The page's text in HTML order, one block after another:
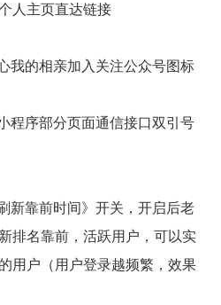
人主页直达链接
我的相亲加入关注公众号图标
程序部分页面通信接口双引号
新靠前时间》开关，开启后老
排名靠前，活跃用户，可以实
用户（用户登录越频繁，效果